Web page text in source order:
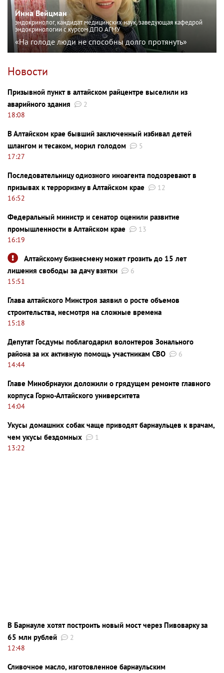
Инна Вейцман
эндокринолог, кандидат медицинских наук, заведующая кафедрой
эндокринологии с курсом ДПО АГМУ
«На голоде люди не способны долго протянуть»
Новости
Призывной пункт в алтайском райцентре выселили из
аварийного здания
2
18:08
В Алтайском крае бывший заключенный избивал детей
шлангом и тесаком, морил голодом
5
17:27
Последовательницу одиозного иноагента подозревают в
призывах к терроризму в Алтайском крае
12
16:52
Федеральный министр и сенатор оценили развитие
промышленности в Алтайском крае
13
16:19
Алтайскому бизнесмену может грозить до 15 лет
лишения свободы за дачу взятки
6
15:51
Глава алтайского Минстроя заявил о росте объемов
строительства, несмотря на сложные времена
15:18
Депутат Госдумы поблагодарил волонтеров Зонального
района за их активную помощь участникам СВО
6
14:44
Главе Минобрнауки доложили о грядущем ремонте главного
корпуса Горно-Алтайского университета
14:04
Укусы домашних собак чаще приводят барнаульцев к врачам,
чем укусы бездомных
1
13:22
В Барнауле хотят построить новый мост через Пивоварку за
65 млн рублей
2
12:48
Сливочное масло, изготовленное барнаульским